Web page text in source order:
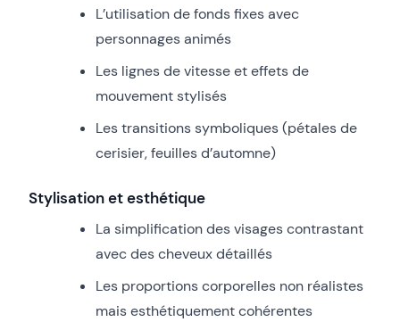
L’utilisation de fonds fixes avec
personnages animés
Les lignes de vitesse et effets de
mouvement stylisés
Les transitions symboliques (pétales de
cerisier, feuilles d’automne)
Stylisation et esthétique
La simplification des visages contrastant
avec des cheveux détaillés
Les proportions corporelles non réalistes
mais esthétiquement cohérentes